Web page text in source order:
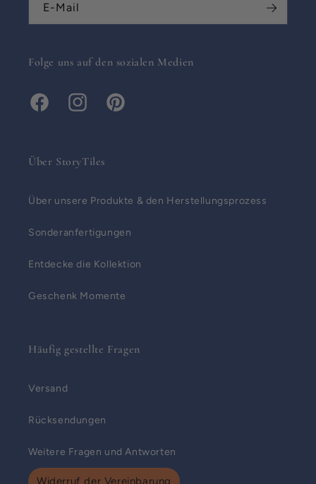
E-Mail
Folge uns auf den sozialen Medien
FacebookInstagramPinterest
Über StoryTiles
Über unsere Produkte & den Herstellungsprozess
Sonderanfertigungen
Entdecke die Kollektion
Geschenk Momente
Häufig gestellte Fragen
Versand
Rücksendungen
Weitere Fragen und Antworten
Widerruf der Vereinbarung